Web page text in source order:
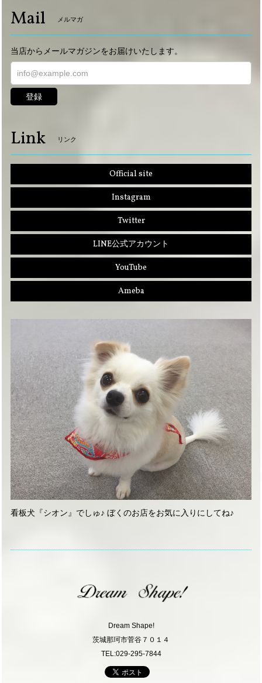
Mail メルマガ
当店からメールマガジンをお届けいたします。
登録
Link リンク
Official site
Instagram
Twitter
LINE公式アカウント
YouTube
Ameba
看板犬『シオン』でしゅ♪ ぼくのお店をお気に入りにしてね♪
Dream Shape!
茨城那珂市菅谷７０１４
TEL:029-295-7844